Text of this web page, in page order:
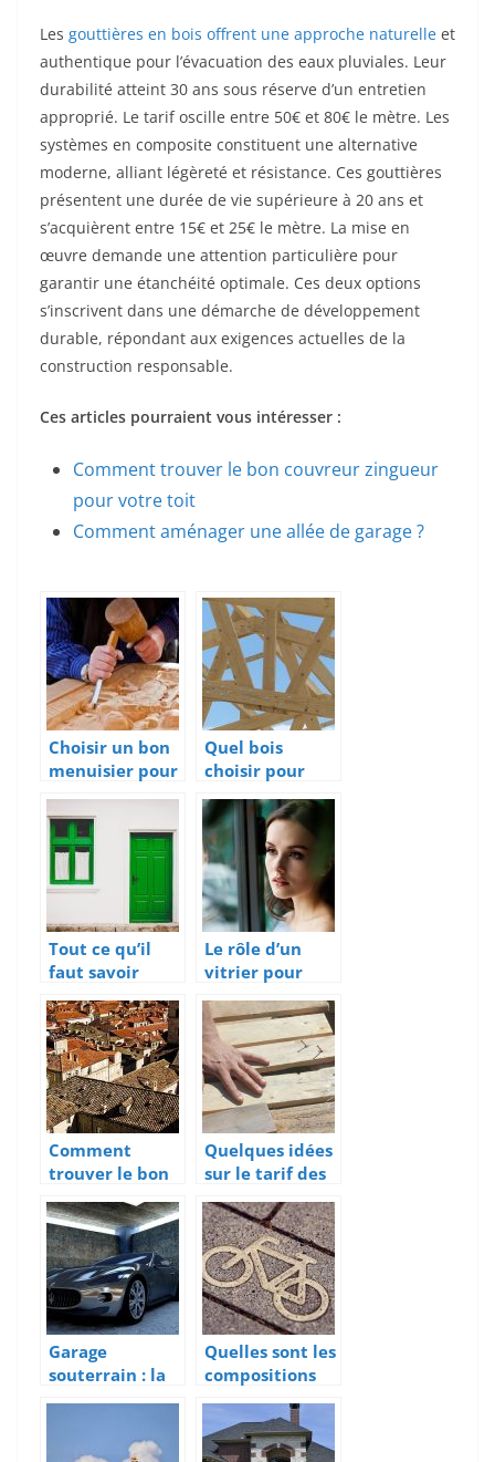
Les gouttières en bois offrent une approche naturelle et
authentique pour l’évacuation des eaux pluviales. Leur
durabilité atteint 30 ans sous réserve d’un entretien
approprié. Le tarif oscille entre 50€ et 80€ le mètre. Les
systèmes en composite constituent une alternative
moderne, alliant légèreté et résistance. Ces gouttières
présentent une durée de vie supérieure à 20 ans et
s’acquièrent entre 15€ et 25€ le mètre. La mise en
œuvre demande une attention particulière pour
garantir une étanchéité optimale. Ces deux options
s’inscrivent dans une démarche de développement
durable, répondant aux exigences actuelles de la
construction responsable.
Ces articles pourraient vous intéresser :
Comment trouver le bon couvreur zingueur
pour votre toit
Comment aménager une allée de garage ?
Choisir un bon
menuisier pour
assurer vos
travaux à la
maison
Quel bois
choisir pour
une charpente
durable ?
Tout ce qu’il
faut savoir
pour bien poser
ses portes et
fenêtres
Le rôle d’un
vitrier pour
l’installation de
baies vitrées
Comment
trouver le bon
couvreur
zingueur pour
votre toit
Quelques idées
sur le tarif des
travaux du
charpentier en
bois
Garage
souterrain : la
meilleure façon
soin de votre
Quelles sont les
compositions
des marquages
au sol ?